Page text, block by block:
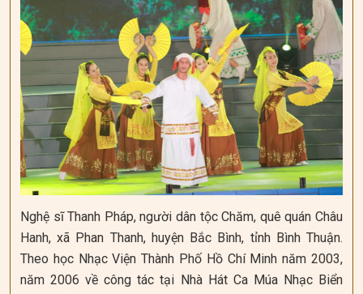
Nghệ sĩ Thanh Pháp, người dân tộc Chăm, quê quán Châu
Hanh, xã Phan Thanh, huyện Bắc Bình, tỉnh Bình Thuận.
Theo học Nhạc Viện Thành Phố Hồ Chí Minh năm 2003,
năm 2006 về công tác tại Nhà Hát Ca Múa Nhạc Biển